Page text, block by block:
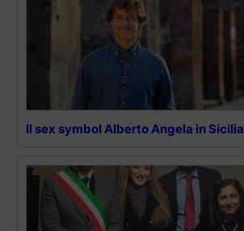
Il sex symbol Alberto Angela in Sicilia